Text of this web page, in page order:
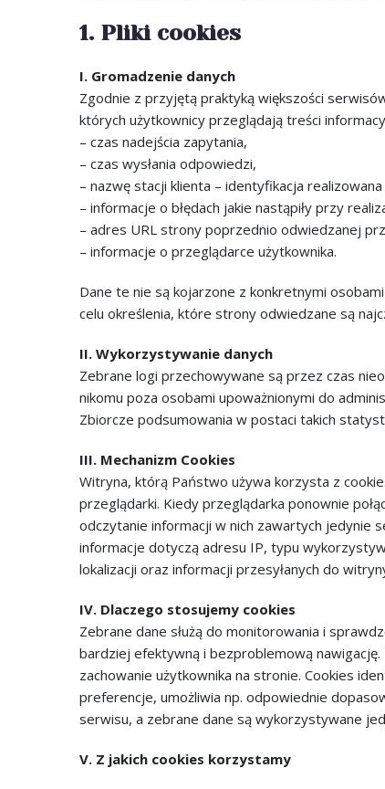
1. Pliki cookies
I. Gromadzenie danych
Zgodnie z przyjętą praktyką większości
których użytkownicy przeglądają treści
– czas nadejścia zapytania,
– czas wysłania odpowiedzi,
– nazwę stacji klienta – identyfikacja
– informacje o błędach jakie nastąpiły przy
– adres URL strony poprzednio odwiedzanej
– informacje o przeglądarce użytkownika.
Dane te nie są kojarzone z konkretnymi
celu określenia, które strony odwiedzane są
II. Wykorzystywanie danych
Zebrane logi przechowywane są przez czas
nikomu poza osobami upoważnionymi do
Zbiorcze podsumowania w postaci takich
III. Mechanizm Cookies
Witryna, którą Państwo używa korzysta z
przeglądarki. Kiedy przeglądarka ponownie
odczytanie informacji w nich zawartych jedynie
informacje dotyczą adresu IP, typu
lokalizacji oraz informacji przesyłanych do
IV. Dlaczego stosujemy cookies
Zebrane dane służą do monitorowania i
bardziej efektywną i bezproblemową
zachowanie użytkownika na stronie. Cookies
preferencje, umożliwia np. odpowiednie
serwisu, a zebrane dane są wykorzystywane
V. Z jakich cookies korzystamy